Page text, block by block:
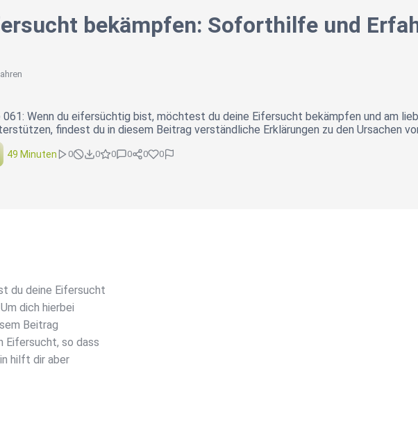
bekämpfen: Soforthilfe und
061: Wenn du eifersüchtig bist, möchtest du deine Eifersucht bekämpfen und am
findest du in diesem Beitrag verständliche Erklärungen zu den Ursachen
49 Minuten 0 0 0 0 0 0
du deine Eifersucht
dich hierbei
Beitrag
Eifersucht, so dass
hilft dir aber